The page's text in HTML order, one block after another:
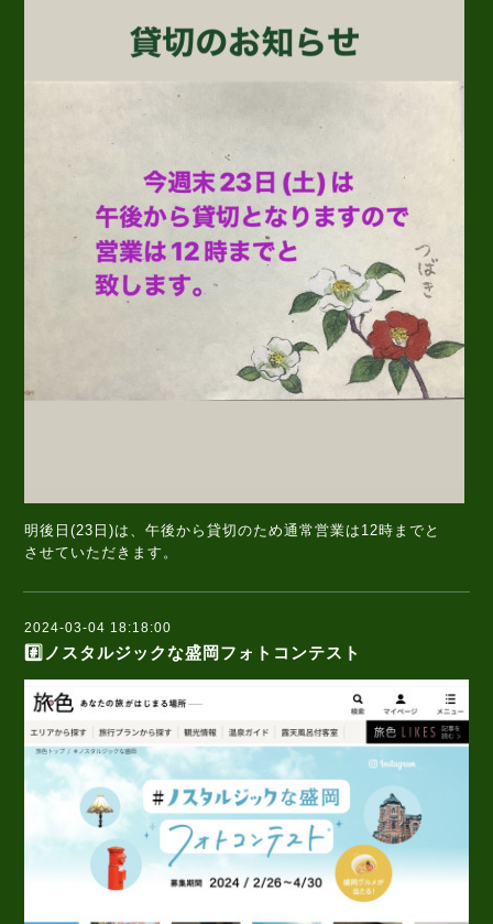
明後日(23日)は、午後から貸切のため通常営業は12時までと
させていただきます。
2024-03-04 18:18:00
#️⃣ノスタルジックな盛岡フォトコンテスト